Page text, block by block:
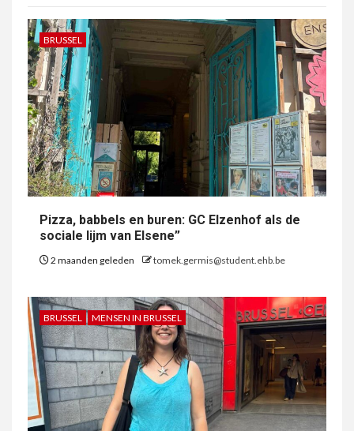
BRUSSEL
Pizza, babbels en buren: GC Elzenhof als de
sociale lijm van Elsene”
2 maanden geleden tomek.germis@student.ehb.be
BRUSSEL MENSEN IN BRUSSEL